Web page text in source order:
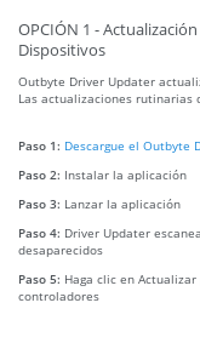
OPCIÓN 1 -
Dispositivos
Outbyte Driver Updater
Las actualizaciones rutinarias
Paso 1: Descargue el Outbyte
Paso 2: Instalar la aplicación
Paso 3: Lanzar la aplicación
Paso 4: Driver Updater
desaparecidos
Paso 5: Haga clic en
controladores